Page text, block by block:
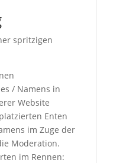
spritzigen
/ Namens in
Website
Enten
im Zuge der
Moderation.
im Rennen: